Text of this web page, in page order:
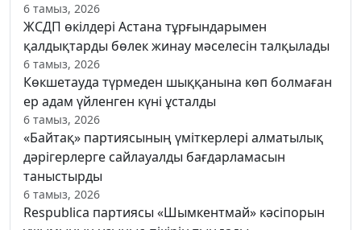
6 тамыз, 2026
ЖСДП өкілдері Астана тұрғындарымен
қалдықтарды бөлек жинау мәселесін талқылады
6 тамыз, 2026
Көкшетауда түрмеден шыққанына көп болмаған
ер адам үйленген күні ұсталды
6 тамыз, 2026
«Байтақ» партиясының үміткерлері алматылық
дәрігерлерге сайлауалды бағдарламасын
таныстырды
6 тамыз, 2026
Respublica партиясы «Шымкентмай» кәсіпорын